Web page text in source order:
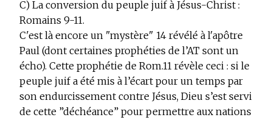
C) La conversion du peuple juif à Jésus-Christ :
Romains 9-11.
C'est là encore un "mystère" 14 révélé à l'apôtre
Paul (dont certaines prophéties de l’AT sont un
écho). Cette prophétie de Rom.11 révèle ceci : si le
peuple juif a été mis à l’écart pour un temps par
son endurcissement contre Jésus, Dieu s’est servi
de cette ”déchéance” pour permettre aux nations